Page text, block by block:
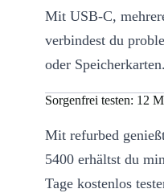
Mit USB-C,
verbindest du
oder Speicherkarten.
Sorgenfrei testen: 12
Mit refurbed
5400 erhältst du
Tage kostenlos